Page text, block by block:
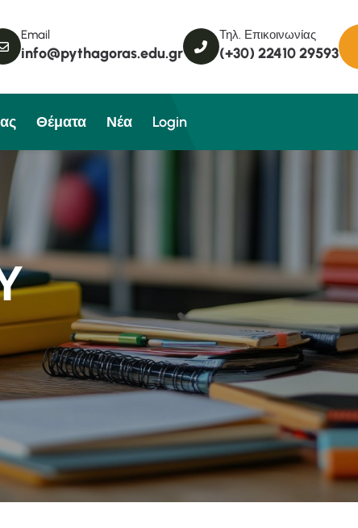
Email
info@pythagoras.edu.gr
Τηλ. Επικοινωνίας
(+30) 22410 29593
Θέματα Νέα Login